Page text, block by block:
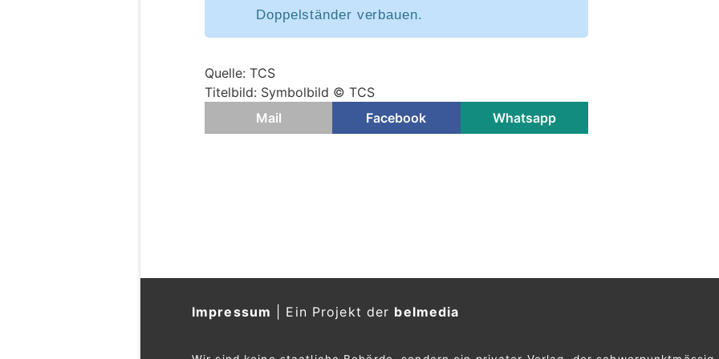
Doppelständer verbauen.
Quelle: TCS
Titelbild: Symbolbild © TCS
Mail
Facebook Whatsapp
Impressum Ein Projekt der belmedia